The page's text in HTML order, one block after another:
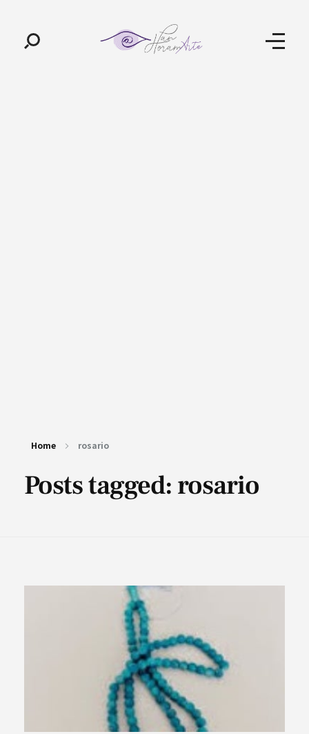
Home rosario
Posts tagged: rosario